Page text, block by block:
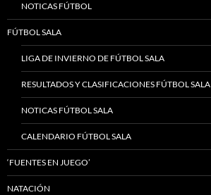
NOTICAS FÚTBOL
FÚTBOL SALA
LIGA DE INVIERNO DE FÚTBOL SALA
RESULTADOS Y CLASIFICACIONES FÚTBOL SALA
NOTICAS FÚTBOL SALA
CALENDARIO FÚTBOL SALA
‘FUENTES EN JUEGO’
NATACIÓN